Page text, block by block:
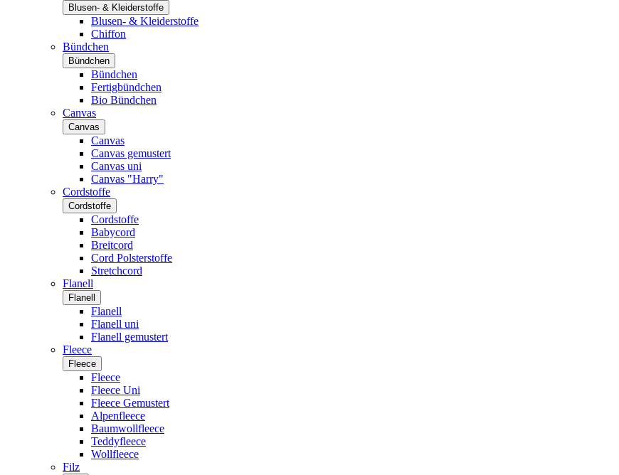
Blusen- & Kleiderstoffe
Blusen- & Kleiderstoffe
Chiffon
Bündchen
Bündchen
Bündchen
Fertigbündchen
Bio Bündchen
Canvas
Canvas
Canvas
Canvas gemustert
Canvas uni
Canvas "Harry"
Cordstoffe
Cordstoffe
Cordstoffe
Babycord
Breitcord
Cord Polsterstoffe
Stretchcord
Flanell
Flanell
Flanell
Flanell uni
Flanell gemustert
Fleece
Fleece
Fleece
Fleece Uni
Fleece Gemustert
Alpenfleece
Baumwollfleece
Teddyfleece
Wollfleece
Filz